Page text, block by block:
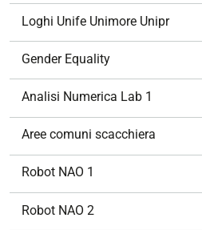
Loghi Unife Unimore Unipr
Gender Equality
Analisi Numerica Lab 1
Aree comuni scacchiera
Robot NAO 1
Robot NAO 2